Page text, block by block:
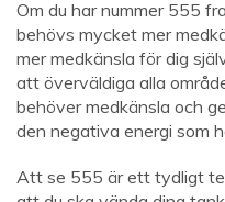
Om du har nummer 555
behövs mycket mer
mer medkänsla för dig
att överväldiga alla
behöver medkänsla och
den negativa energi som
Att se 555 är ett tydligt